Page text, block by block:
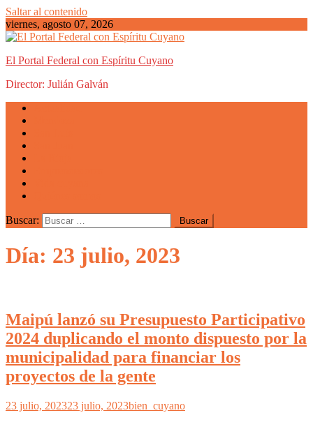
Saltar al contenido
viernes, agosto 07, 2026
El Portal Federal con Espíritu Cuyano
Director: Julián Galván
Buscar:
Día: 23 julio, 2023
Maipú lanzó su Presupuesto Participativo
2024 duplicando el monto dispuesto por la
municipalidad para financiar los
proyectos de la gente
23 julio, 202323 julio, 2023bien_cuyano